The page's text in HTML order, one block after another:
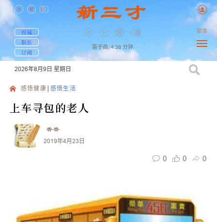
投稿
联系
订阅
笛子曲, 4:38 分钟
繁体
2026年8月9日 星期日
感悟健康 感悟生活
上车寻包的老人
香香
2019年4月23日
0 0 0